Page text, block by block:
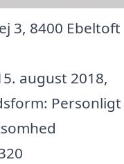
3, 8400 Ebeltoft
august 2018,